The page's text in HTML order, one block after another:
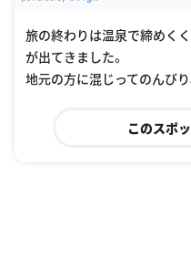
旅の終わりは温泉で締めく
が出てきました。
地元の方に混じってのんびり
このスポ